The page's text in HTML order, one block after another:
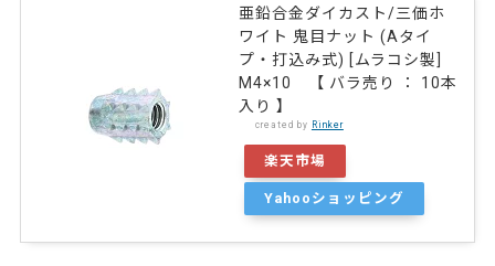
亜鉛合金ダイカスト/三価ホ
ワイト 鬼目ナット (Aタイ
プ・打込み式) [ムラコシ製]
M4×10 【 バラ売り ： 10本
入り 】
created by Rinker
楽天市場
Yahooショッピング